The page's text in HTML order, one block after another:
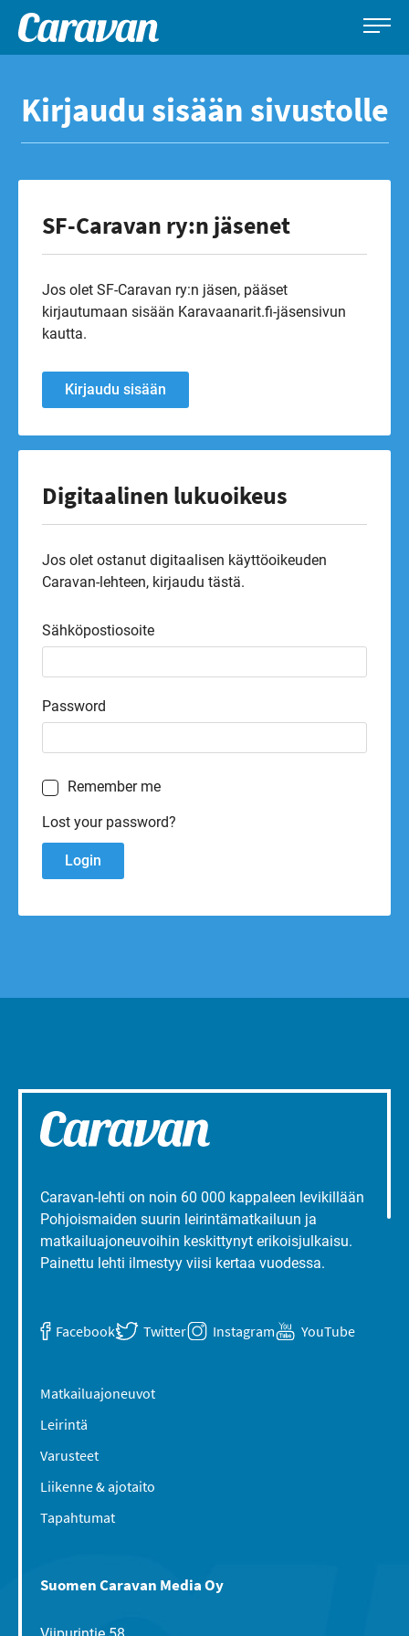
sisältöön
Caravan-
Leirintämatkailun
Kirjaudu sisään sivustolle
SF-Caravan ry:n jäsenet
Jos olet SF-Caravan ry:n jäsen, pääset
kirjautumaan sisään Karavaanarit.fi-jäsensivun
kautta.
Kirjaudu sisään
Digitaalinen lukuoikeus
Jos olet ostanut digitaalisen käyttöoikeuden
Caravan-lehteen, kirjaudu tästä.
Sähköpostiosoite
Password
Remember me
Lost your password?
Caravan-lehti on noin 60 000 kappaleen levikillään
Pohjoismaiden suurin leirintämatkailuun ja
matkailuajoneuvoihin keskittynyt erikoisjulkaisu.
Painettu lehti ilmestyy viisi kertaa vuodessa.
Facebook Twitter Instagram YouTube
Matkailuajoneuvot
Leirintä
Varusteet
Liikenne & ajotaito
Tapahtumat
Suomen Caravan Media Oy